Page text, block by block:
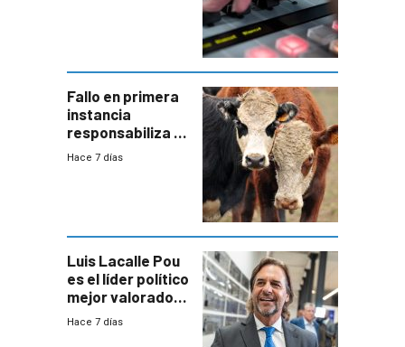
Fallo en primera
instancia
responsabiliza al
Estado por falta
Hace 7 días
Luis Lacalle Pou
es el líder político
mejor valorado
del país, según
Hace 7 días